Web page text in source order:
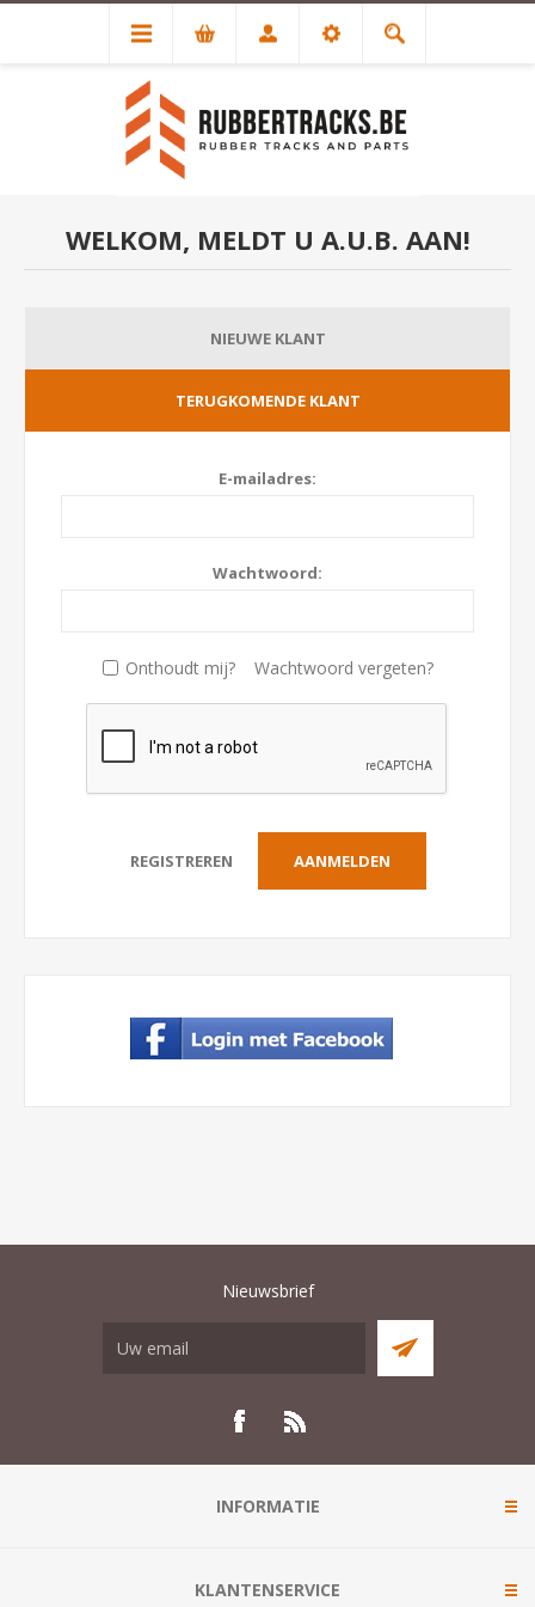
WELKOM, MELDT U A.U.B. AAN!
NIEUWE KLANT
TERUGKOMENDE KLANT
E-mailadres:
Wachtwoord:
Onthoudt mij? Wachtwoord vergeten?
Nieuwsbrief
INFORMATIE
KLANTENSERVICE